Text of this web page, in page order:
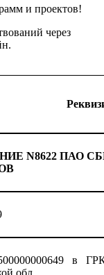
и проектов!
через
N8622 ПАО
в
обл